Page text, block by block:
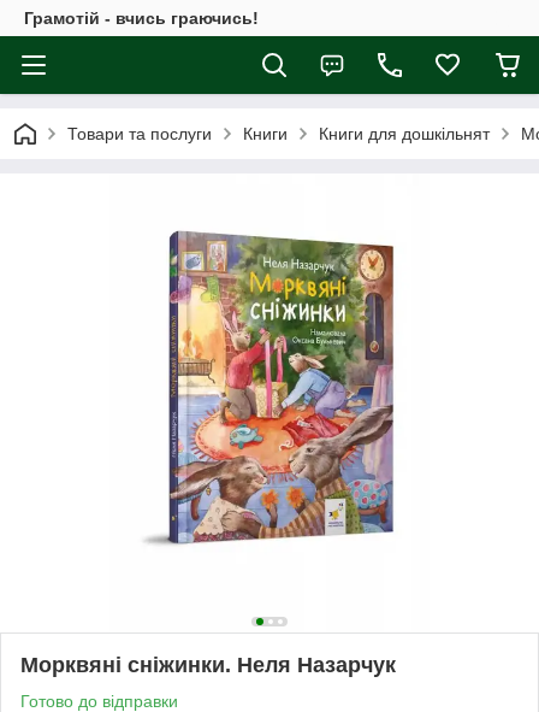
Грамотій - вчись граючись!
Товари та послуги Книги Книги для дошкільнят
Морквяні сніжинки. Неля Назарчук
Готово до відправки